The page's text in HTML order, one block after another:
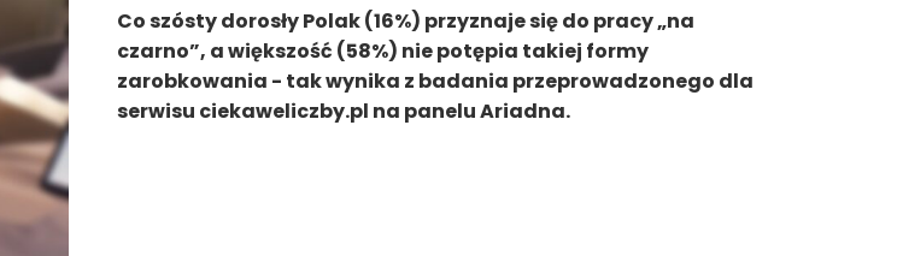
Co szósty dorosły Polak (16%) przyznaje się do pracy „na
czarno”, a większość (58%) nie potępia takiej formy
zarobkowania - tak wynika z badania przeprowadzonego dla
serwisu ciekaweliczby.pl na panelu Ariadna.